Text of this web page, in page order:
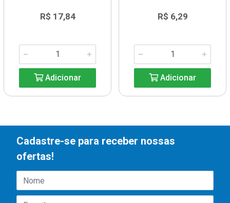
R$ 17,84
Adicionar
R$ 6,29
Adicionar
Cadastre-se para receber nossas
ofertas!